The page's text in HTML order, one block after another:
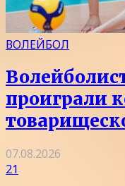
ВОЛЕЙБОЛ
проиграли
07.08.2026
21